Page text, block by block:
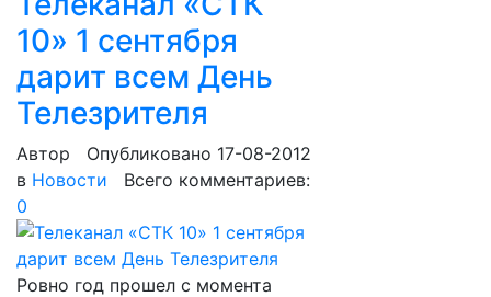
10» 1 сентября
дарит всем День
Телезрителя
Автор
Опубликовано 17-08-2012
в Новости Всего комментариев:
0
Ровно год прошел с момента